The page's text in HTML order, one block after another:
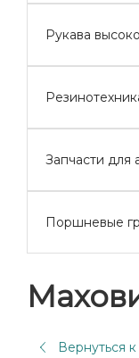
Рукава
Запчасти для
Поршневые
Вернуться